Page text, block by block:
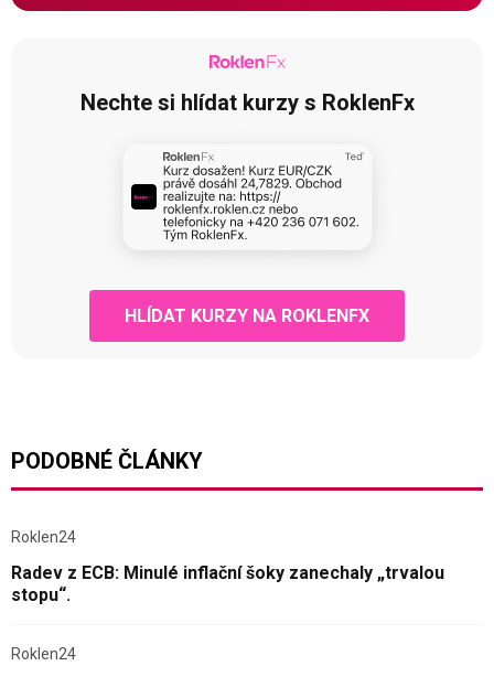
Nechte si hlídat kurzy s RoklenFx
HLÍDAT KURZY NA ROKLENFX
PODOBNÉ ČLÁNKY
Roklen24
Radev z ECB: Minulé inflační šoky zanechaly „trvalou
stopu“.
Roklen24